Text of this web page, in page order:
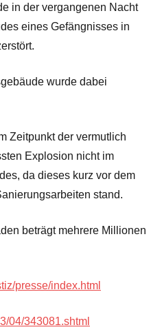
in der vergangenen Nacht
eines Gefängnisses in
wurde dabei
Zeitpunkt der vermutlich
Explosion nicht im
da dieses kurz vor dem
stand.
beträgt mehrere Millionen
presse/index.html
04/343081.shtml